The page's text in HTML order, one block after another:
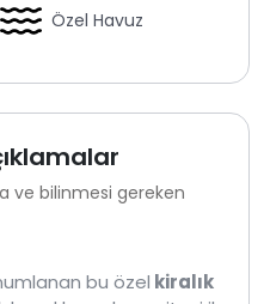
Özel Havuz
ve bilinmesi gereken
bu özel kiralık